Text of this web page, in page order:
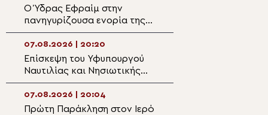
Ο Ύδρας Εφραίμ στην
πανηγυρίζουσα ενορία της
Μεταμορφώσεως του
Σωτήρος στην Αίγινα
07.08.2026 | 20:20
Επίσκεψη του Υφυπουργού
Ναυτιλίας και Νησιωτικής
Πολιτικής στον Μητροπολίτη
Λέρου
07.08.2026 | 20:04
Πρώτη Παράκληση στον Ιερό